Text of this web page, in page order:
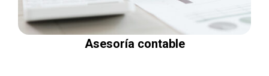
Asesoría contable